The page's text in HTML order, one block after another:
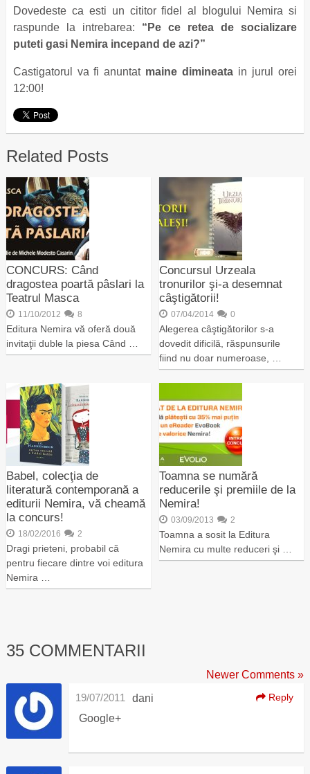
Dovedeste ca esti un cititor fidel al blogului Nemira si
raspunde la intrebarea: “Pe ce retea de socializare
puteti gasi Nemira incepand de azi?”
Castigatorul va fi anuntat maine dimineatain jurul orei
12:00!
Related Posts
CONCURS: Când
dragostea poartă pâslari la
Teatrul Masca
11/10/2012 8
Editura Nemira vă oferă două
invitaţii duble la piesa Când …
Concursul Urzeala
tronurilor şi-a desemnat
câştigătorii!
07/04/2014 0
Alegerea câştigătorilor s-a
dovedit dificilă, răspunsurile
fiind nu doar numeroase, …
Babel, colecţia de
literatură contemporană a
editurii Nemira, vă cheamă
la concurs!
18/02/2016 2
Dragi prieteni, probabil că
pentru fiecare dintre voi editura
Nemira …
Toamna se numără
reducerile şi premiile de la
Nemira!
03/09/2013 2
Toamna a sosit la Editura
Nemira cu multe reduceri şi …
35 COMMENTARII
Newer Comments »
dani
19/07/2011 Reply
Google+